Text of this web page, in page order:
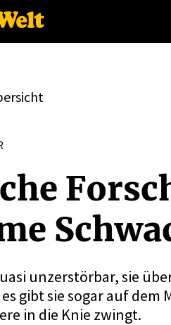
unzerstörbar, sie
gibt sie sogar auf dem
in die Knie zwingt.